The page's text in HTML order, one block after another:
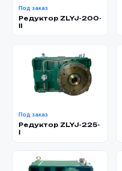
Под заказ
Редуктор ZLYJ-200-
II
Под заказ
Редуктор ZLYJ-225-
l